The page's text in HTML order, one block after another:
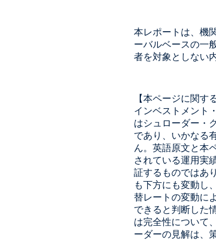
本レポートは、機
ーバルベースの一
者を対象としない
【本ページに関す
インベストメント
はシュローダー・
であり、いかなる
ん。英語原文と本
されている運用実
証するものではあ
も下方にも変動し
替レートの変動に
できると判断した
は完全性について
ーダーの見解は、